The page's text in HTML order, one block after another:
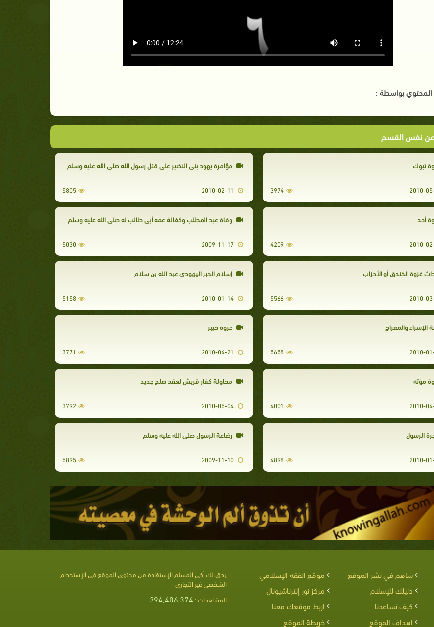
بواسطة :
من نفس القسم
تبوك
3974
مؤامرة يهود بنى النضير على قتل رسول الله صلى الله عليه وسلم
5805
أحد
4209
وفاة عبد المطلب وكفالة عمه أبي طالب له صلى الله عليه وسلم
5030
غزوة الخندق أو الأحزاب
5566
إسلام الحبر اليهودي عبد الله بن سلام
2010-01-14
5158
الإسراء والمعراج
5658
غزوة خيبر
3771
مؤته
4001
محاولة كفار قريش لعقد صلح جديد
2010-05-04
3792
الرسول
4898
رضاعة الرسول صلى الله عليه وسلم
2009-11-10
5895
ساهم في نشر الموقع
موقع الفقه الإسلامي
دليلك للإسلام
مركز نور إنترناشيونال
كيف تساعدنا
اربط موقعك معنا
اهداف الموقع
خريطة الموقع
يحق لك أخى المسلم الإستفادة من محتوى الموقع فى الإستخدام
الشخصى غير التجارى
المشاهدات : 394,406,374